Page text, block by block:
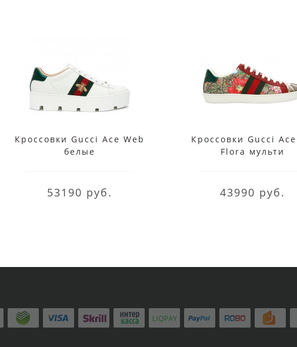
Кроссовки Gucci Ace Web
белые
53190 руб.
Кроссовки Gucci Ace
Flora мульти
43990 руб.